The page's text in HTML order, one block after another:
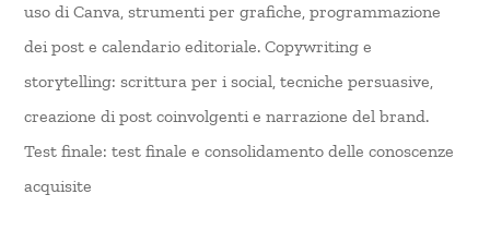
uso di Canva, strumenti per grafiche, programmazione
dei post e calendario editoriale. Copywriting e
storytelling: scrittura per i social, tecniche persuasive,
creazione di post coinvolgenti e narrazione del brand.
Test finale: test finale e consolidamento delle conoscenze
acquisite